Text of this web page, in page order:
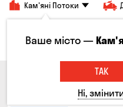
Кам'яні Потоки
Джин Текіла
Ваше місто —
ТАК
Ні,